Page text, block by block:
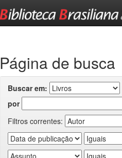
Página de busca
Buscar em:
por
Filtros correntes: